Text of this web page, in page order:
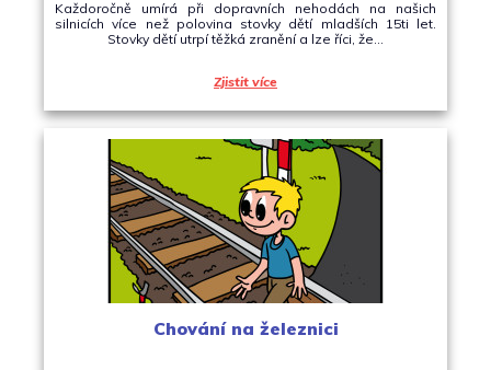
Každoročně umírá při dopravních nehodách na našich
silnicích více než polovina stovky dětí mladších 15ti let.
Stovky dětí utrpí těžká zranění a lze říci, že…
Zjistit více
Chování na železnici